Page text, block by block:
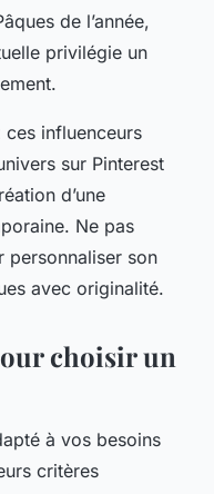
de l’année,
privilégie un
ces influenceurs
sur Pinterest
d’une
Ne pas
personnaliser son
avec originalité.
choisir un
à vos besoins
critères